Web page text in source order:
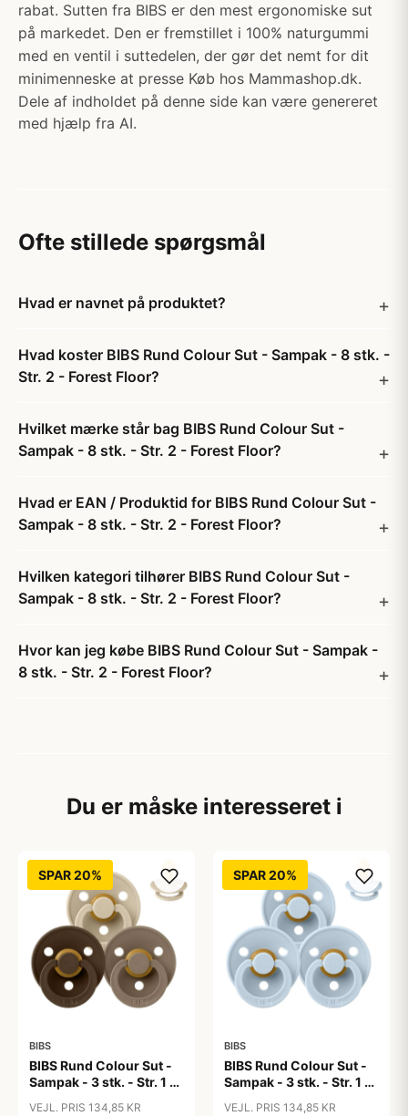
rabat. Sutten fra BIBS er den mest ergonomiske sut
på markedet. Den er fremstillet i 100% naturgummi
med en ventil i suttedelen, der gør det nemt for dit
minimenneske at presse Køb hos Mammashop.dk.
Dele af indholdet på denne side kan være genereret
med hjælp fra AI.
Ofte stillede spørgsmål
Hvad er navnet på produktet?
Hvad koster BIBS Rund Colour Sut - Sampak - 8 stk. -
Str. 2 - Forest Floor?
Hvilket mærke står bag BIBS Rund Colour Sut -
Sampak - 8 stk. - Str. 2 - Forest Floor?
Hvad er EAN / Produktid for BIBS Rund Colour Sut -
Sampak - 8 stk. - Str. 2 - Forest Floor?
Hvilken kategori tilhører BIBS Rund Colour Sut -
Sampak - 8 stk. - Str. 2 - Forest Floor?
Hvor kan jeg købe BIBS Rund Colour Sut - Sampak -
8 stk. - Str. 2 - Forest Floor?
Du er måske interesseret i
SPAR 20%
BIBS
BIBS Rund Colour Sut -
Sampak - 3 stk. - Str. 1 -
VEJL. PRIS 134,85 KR
SPAR 20%
BIBS
BIBS Rund Colour Sut -
Sampak - 3 stk. - Str. 1 -
VEJL. PRIS 134,85 KR